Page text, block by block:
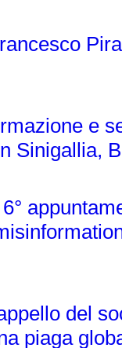
e
Sinigallia,
del
piaga